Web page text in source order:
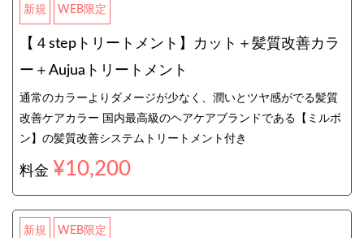
新規 WEB限定
【４stepトリートメント】カット＋髪質改善カラ
ー＋Aujuaトリートメント
通常のカラーよりダメージが少なく、潤いとツヤ感がでる髪質
改善ケアカラー 国内最高級のヘアケアブランドである【ミルボ
ン】の髪質改善システムトリートメント付き
料金 ¥10,200
新規 WEB限定